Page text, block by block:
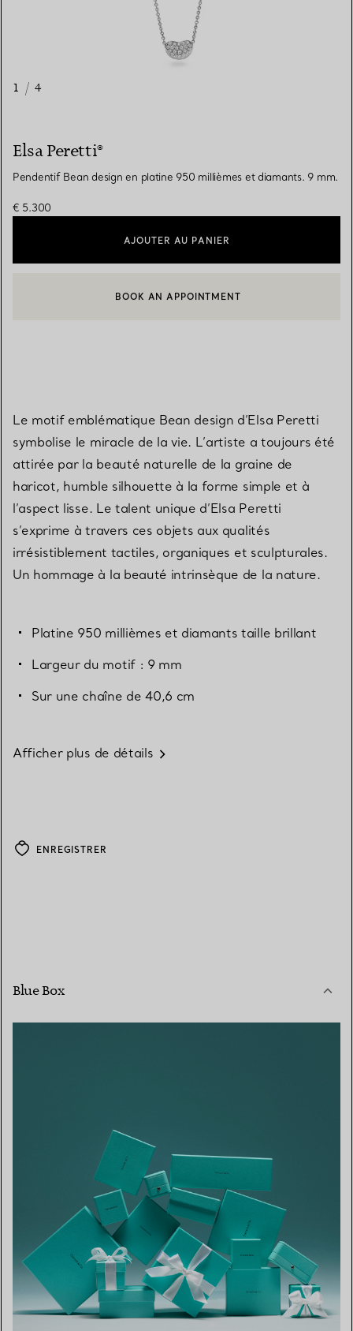
1 / 4
Elsa Peretti®
Pendentif Bean design en platine 950 millièmes et diamants. 9 mm.
€ 5.300
AJOUTER AU PANIER
CONTACTER UN CONSEILLER CLIENT OU PRENDRE RENDEZ-
BOOK AN APPOINTMENT
Le motif emblématique Bean design d’Elsa Peretti
symbolise le miracle de la vie. L’artiste a toujours été
attirée par la beauté naturelle de la graine de
haricot, humble silhouette à la forme simple et à
l’aspect lisse. Le talent unique d’Elsa Peretti
s’exprime à travers ces objets aux qualités
irrésistiblement tactiles, organiques et sculpturales.
Un hommage à la beauté intrinsèque de la nature.
Platine 950 millièmes et diamants taille brillant
Largeur du motif : 9 mm
Sur une chaîne de 40,6 cm
Afficher plus de détails
ENREGISTRER
Blue Box